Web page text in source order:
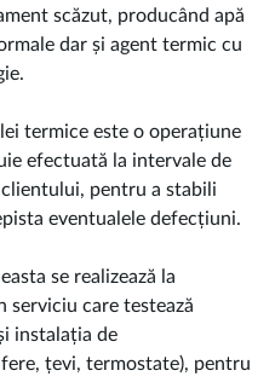
scăzut, producând apă
dar și agent termic cu
termice este o operațiune
efectuată la intervale de
pentru a stabili
eventualele defecțiuni.
se realizează la
serviciu care testează
instalația de
țevi, termostate), pentru